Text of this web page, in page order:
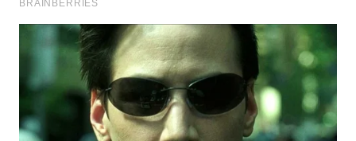
WAHANA
INFRASTRUKTUR
WAHANA